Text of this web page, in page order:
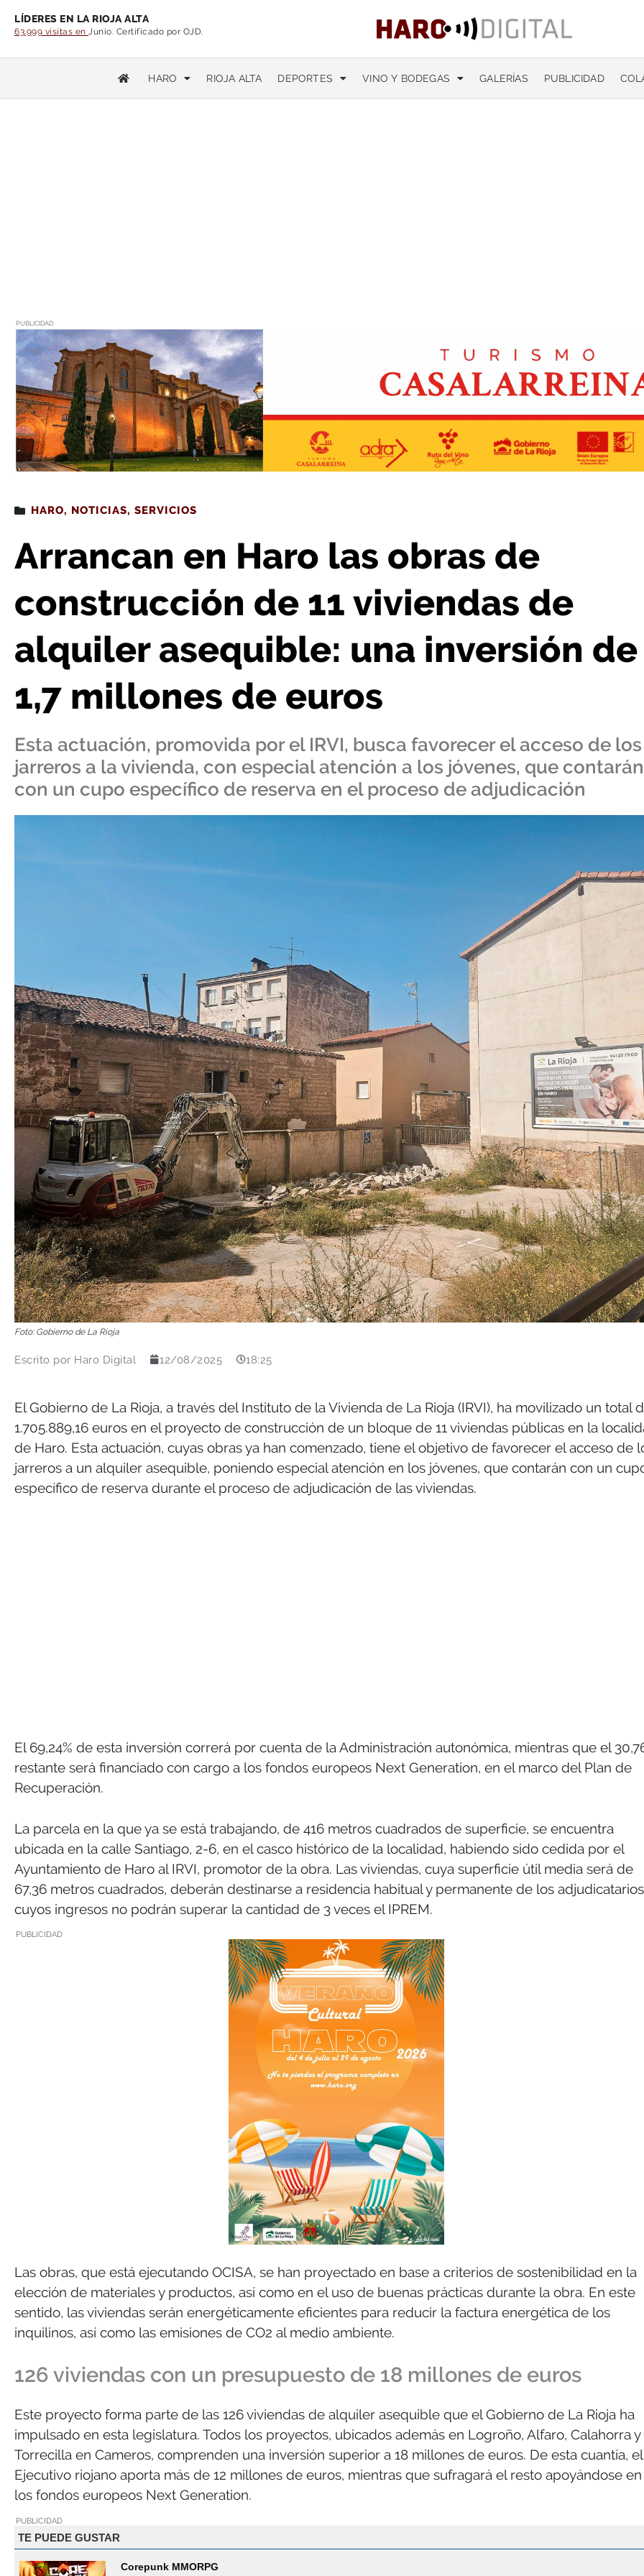
LÍDERES EN LA RIOJA ALTA
63.999 visitas en Junio. Certificado por OJD.
HARO RIOJA ALTA DEPORTES VINO Y BODEGAS GALERÍAS PUBLICIDAD
PUBLICIDAD
Estás leyendo : Arrancan en Haro las obras de construcción de 11 viviendas de alquiler asequible: una inversión de 1,7 millones de euros
HARO, NOTICIAS, SERVICIOS
Arrancan en Haro las obras de
construcción de 11 viviendas de
alquiler asequible: una inversión de
1,7 millones de euros
Esta actuación, promovida por el IRVI, busca favorecer el acceso de los
jarreros a la vivienda, con especial atención a los jóvenes, que contarán
con un cupo específico de reserva en el proceso de adjudicación
Foto: Gobierno de La Rioja
Escrito por Haro Digital 12/08/2025 18:25
El Gobierno de La Rioja, a través del Instituto de la Vivienda de La Rioja (IRVI), ha movilizado un total
1.705.889,16 euros en el proyecto de construcción de un bloque de 11 viviendas públicas en la
de Haro. Esta actuación, cuyas obras ya han comenzado, tiene el objetivo de favorecer el acceso de
jarreros a un alquiler asequible, poniendo especial atención en los jóvenes, que contarán con un
específico de reserva durante el proceso de adjudicación de las viviendas.
El 69,24% de esta inversión correrá por cuenta de la Administración autonómica, mientras que el
restante será financiado con cargo a los fondos europeos Next Generation, en el marco del Plan de
Recuperación.
La parcela en la que ya se está trabajando, de 416 metros cuadrados de superficie, se encuentra
ubicada en la calle Santiago, 2-6, en el casco histórico de la localidad, habiendo sido cedida por el
Ayuntamiento de Haro al IRVI, promotor de la obra. Las viviendas, cuya superficie útil media será de
67,36 metros cuadrados, deberán destinarse a residencia habitual y permanente de los
cuyos ingresos no podrán superar la cantidad de 3 veces el IPREM.
PUBLICIDAD
Las obras, que está ejecutando OCISA, se han proyectado en base a criterios de sostenibilidad en la
elección de materiales y productos, así como en el uso de buenas prácticas durante la obra. En este
sentido, las viviendas serán energéticamente eficientes para reducir la factura energética de los
inquilinos, así como las emisiones de CO2 al medio ambiente.
126 viviendas con un presupuesto de 18 millones de euros
Este proyecto forma parte de las 126 viviendas de alquiler asequible que el Gobierno de La Rioja ha
impulsado en esta legislatura. Todos los proyectos, ubicados además en Logroño, Alfaro, Calahorra y
Torrecilla en Cameros, comprenden una inversión superior a 18 millones de euros. De esta cuantía, el
Ejecutivo riojano aporta más de 12 millones de euros, mientras que sufragará el resto apoyándose en
los fondos europeos Next Generation.
PUBLICIDAD
TE PUEDE GUSTAR
Corepunk MMORPG